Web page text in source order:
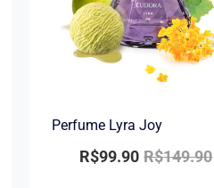
Perfume Lyra Joy
R$149.90
R$99.90